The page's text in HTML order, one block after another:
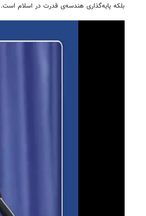
بلکه پایه‌گذاری هندسه‌ی قدرت در اسلام است.